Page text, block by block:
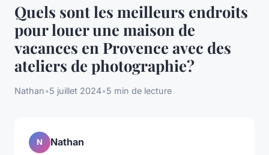
Quels sont les meilleurs endroits
pour louer une maison de
vacances en Provence avec des
ateliers de photographie?
Nathan•5 juillet 2024•5 min de lecture
N Nathan